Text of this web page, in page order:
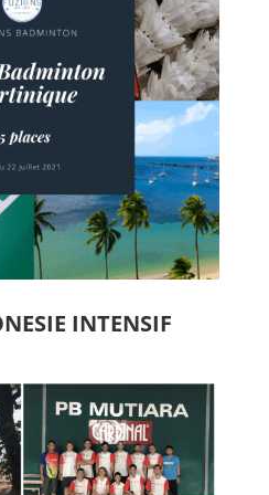
INTENSIF